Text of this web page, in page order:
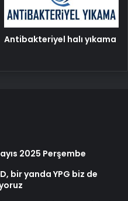
Antibakteriyel halı yıkama
2025 Perşembe
bir yanda YPG biz de